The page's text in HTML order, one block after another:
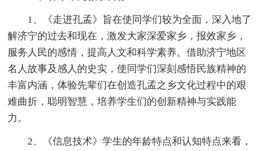
1、《走进孔孟》旨在使同学们较为全面，深入地了
解济宁的过去和现在，激发大家深爱家乡，报效家乡，
服务人民的感情，提高人文和科学素养。借助济宁地区
名人故事及感人的史实，使同学们深刻感悟民族精神的
丰富内涵，体验先辈们在创造孔孟之乡文化过程中的艰
难曲折，聪明智慧，培养学生们的创新精神与实践能
力。
2、《信息技术》学生的年龄特点和认知特点来看，